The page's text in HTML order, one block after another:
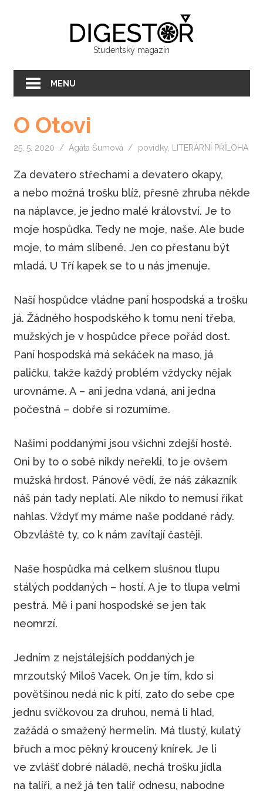
Studentský magazín
MENU
O Otovi
25. 5. 2020 Agáta Šumová povídky, LITERÁRNÍ PŘÍLOHA
Za devatero střechami a devatero okapy,
a nebo možná trošku blíž, přesně zhruba někde
na náplavce, je jedno malé království. Je to
moje hospůdka. Tedy ne moje, naše. Ale bude
moje, to mám slíbené. Jen co přestanu být
mladá. U Tří kapek se to u nás jmenuje.
Naší hospůdce vládne paní hospodská a trošku
já. Žádného hospodského k tomu není třeba,
mužských je v hospůdce přece pořád dost.
Paní hospodská má sekáček na maso, já
paličku, takže každý problém vždycky nějak
urovnáme. A – ani jedna vdaná, ani jedna
počestná – dobře si rozumíme.
Našimi poddanými jsou všichni zdejší hosté.
Oni by to o sobě nikdy neřekli, to je ovšem
mužská hrdost. Pánové vědí, že náš zákazník
náš pán tady neplatí. Ale nikdo to nemusí říkat
nahlas. Vždyť my máme naše poddané rády.
Obzvláště ty, co k nám zavítají častěji.
Naše hospůdka má celkem slušnou tlupu
stálých poddaných – hostí. A je to tlupa velmi
pestrá. Mě i paní hospodské se jen tak
neomrzí.
Jedním z nejstálejších poddaných je
mrzoutský Miloš Vacek. On je tím, kdo si
povětšinou nedá nic k pití, zato do sebe cpe
jednu svíčkovou za druhou, nemá li hlad,
zažádá o smažený hermelín. Má tlustý, kulatý
břuch a moc pěkný kroucený knírek. Je li
ve zvlášť dobré náladě, nechá trošku jídla
na talíři, a než já ten talíř odnesu, nabodne